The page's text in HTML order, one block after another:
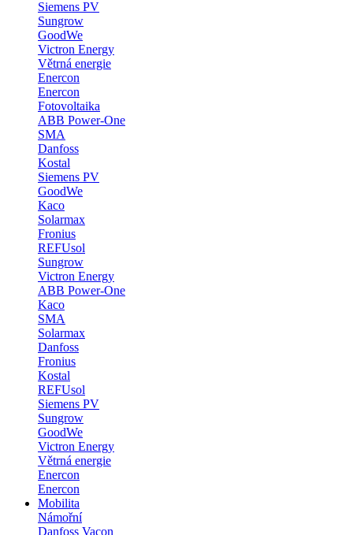
Siemens PV
Sungrow
GoodWe
Victron Energy
Větrná energie
Enercon
Enercon
Fotovoltaika
ABB Power-One
SMA
Danfoss
Kostal
Siemens PV
GoodWe
Kaco
Solarmax
Fronius
REFUsol
Sungrow
Victron Energy
ABB Power-One
Kaco
SMA
Solarmax
Danfoss
Fronius
Kostal
REFUsol
Siemens PV
Sungrow
GoodWe
Victron Energy
Větrná energie
Enercon
Enercon
Mobilita
Námořní
Danfoss Vacon